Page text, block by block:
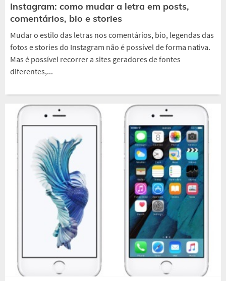
Instagram: como mudar a letra em posts,
comentários, bio e stories
Mudar o estilo das letras nos comentários, bio, legendas das
fotos e stories do Instagram não é possível de forma nativa.
Mas é possível recorrer a sites geradores de fontes
diferentes,...